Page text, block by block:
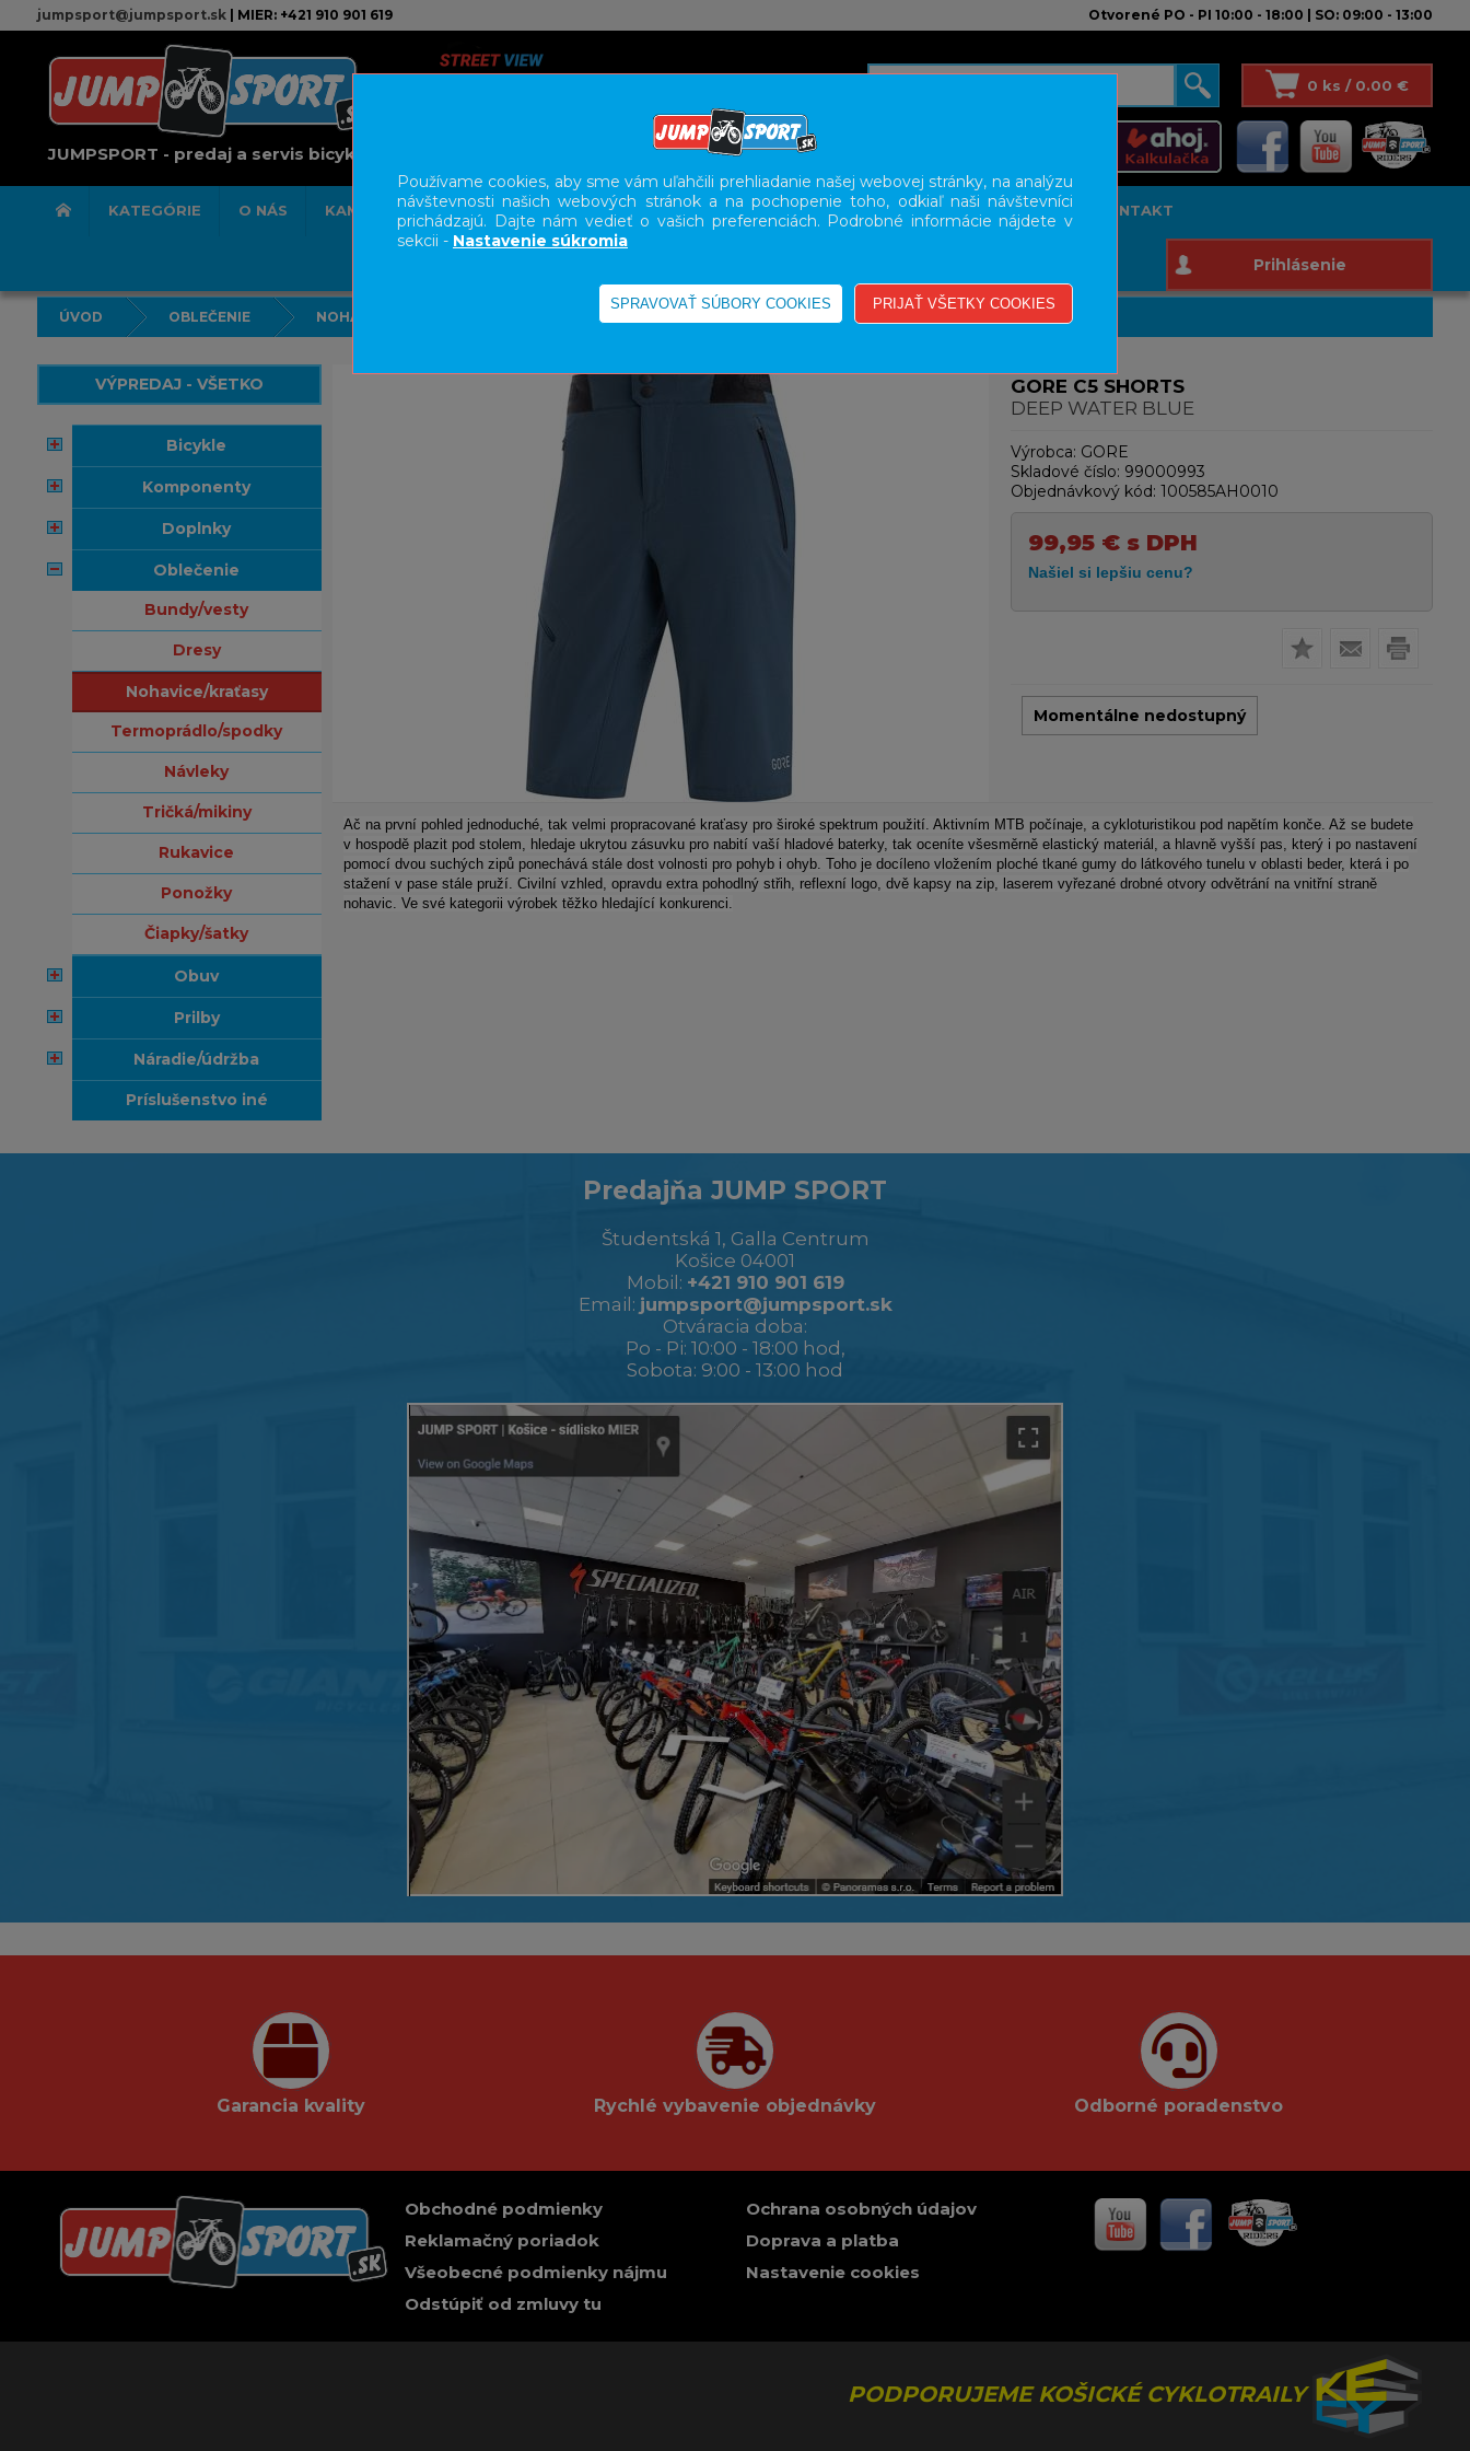
jumpsport@jumpsport.sk| MIER: +421 910 901 619 Otvorené PO - PI 10:00 - 18:00 | SO: 09:00 - 13:00
JUMPSPORT - predaj a servis bicyklov
0 ks / 0.00 €
KATEGÓRIE O NÁS KAMENNÁ PREDAJNA SERVIS SLUŽBY KARIÉRA BODY GEOMETRY FIT STUDIO KONTAKT
Prihlásenie
ÚVOD OBLEČENIE NOHAVICE/KRAŤASY
VÝPREDAJ - VŠETKO
bicykle
komponenty
doplnky
oblečenie
bundy/vesty
dresy
nohavice/kraťasy
termoprádlo/spodky
návleky
tričká/mikiny
rukavice
ponožky
čiapky/šatky
obuv
prilby
náradie/údržba
príslušenstvo iné
GORE C5 SHORTS
DEEP WATER BLUE
Výrobca: GORE
Skladové číslo: 99000993
Objednávkový kód: 100585AH0010
99,95 €s DPH
Momentálne nedostupný
Ač na první pohled jednoduché, tak velmi propracované kraťasy pro široké spektrum použití. Aktivním MTB počínaje, a cykloturistikou pod napětím konče. Až se budete
v hospodě plazit pod stolem, hledaje ukrytou zásuvku pro nabití vaší hladové baterky, tak oceníte všesměrně elastický materiál, a hlavně vyšší pas, který i po nastavení
pomocí dvou suchých zipů ponechává stále dost volnosti pro pohyb i ohyb. Toho je docíleno vložením ploché tkané gumy do látkového tunelu v oblasti beder, která i po
stažení v pase stále pruží. Civilní vzhled, opravdu extra pohodlný střih, reflexní logo, dvě kapsy na zip, laserem vyřezané drobné otvory odvětrání na vnitřní straně
nohavic. Ve své kategorii výrobek těžko hledající konkurenci.
Predajňa JUMP SPORT
Študentská 1, Galla Centrum
Košice 04001
Mobil: +421 910 901 619
Email: jumpsport@jumpsport.sk
Otváracia doba:
Po - Pi: 10:00 - 18:00 hod,
Sobota: 9:00 - 13:00 hod
Garancia kvality Rychlé vybavenie objednávky Odborné poradenstvo
Obchodné podmienky
Reklamačný poriadok
Všeobecné podmienky nájmu
Odstúpiť od zmluvy tu
Ochrana osobných údajov
Doprava a platba
Nastavenie cookies
PODPORUJEME KOŠICKÉ CYKLOTRAILY
Používame cookies, aby sme vám uľahčili prehliadanie našej webovej stránky, na analýzu
návštevnosti našich webových stránok a na pochopenie toho, odkiaľ naši návštevníci
prichádzajú. Dajte nám vedieť o vašich preferenciách. Podrobné informácie nájdete v
sekcii - Nastavenie súkromia